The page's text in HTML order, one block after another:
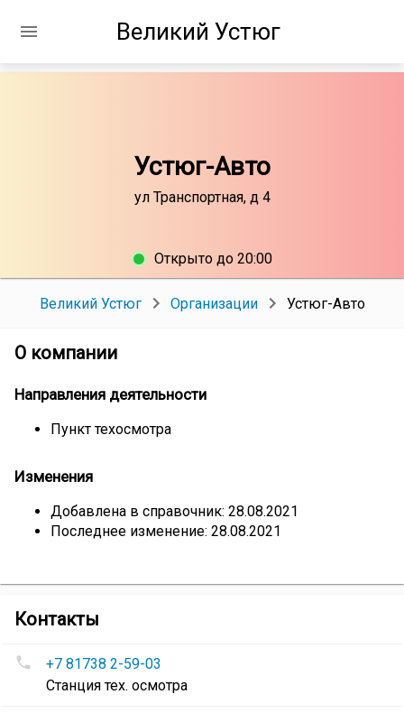
Великий Устюг
Устюг-Авто
ул Транспортная, д 4
Открыто до 20:00
Великий Устюг Организации Устюг-Авто
О компании
Направления деятельности
Пункт техосмотра
Изменения
Добавлена в справочник: 28.08.2021
Последнее изменение: 28.08.2021
Контакты
Авто
Номера
телефонов
Устюг-
+7 81738 2-59-03
Станция тех. осмотра